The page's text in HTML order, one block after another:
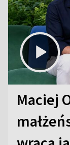
Maciej